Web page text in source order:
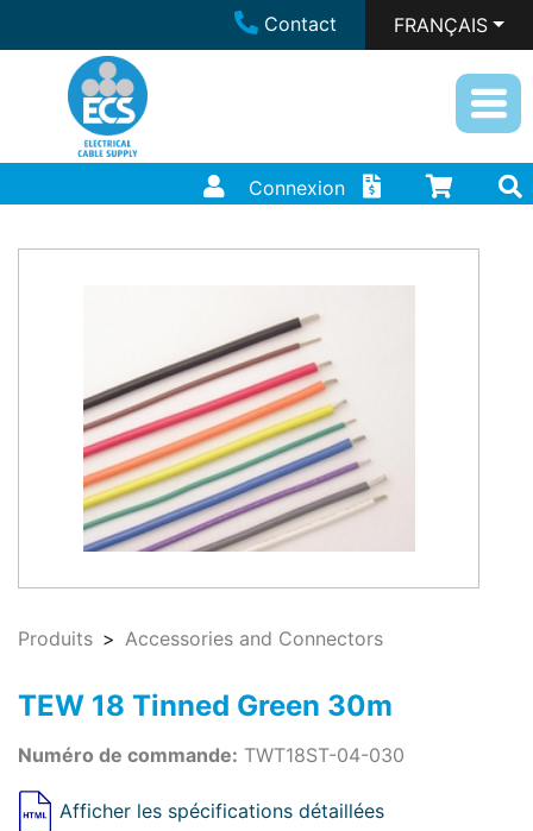
Contact FRANÇAIS
Connexion
Produits Accessories and Connectors
TEW 18 Tinned Green 30m
Numéro de commande: TWT18ST-04-030
Afficher les spécifications détaillées